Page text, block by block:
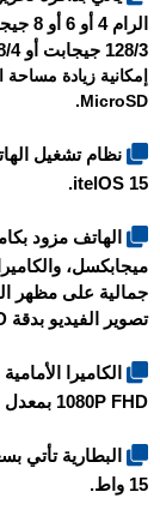
128/3 جيجابت أو 128/4 جيجابايت أو 128/8 جيجابايت
إمكانية زيادة
MicroSD.
itelOS 15.
جمالية على مظهر
تصوير الفيديو بدقة 1080P FHD بمعدل 30 إطارًا في الثانية.
1080P FHD بمعدل 30 إطار في الثانية.
15 واط.